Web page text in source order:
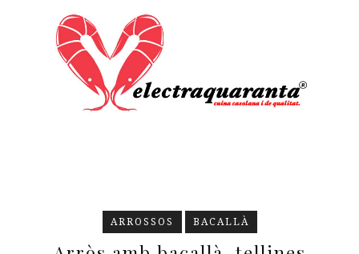
ARROSSOS BACALLÀ